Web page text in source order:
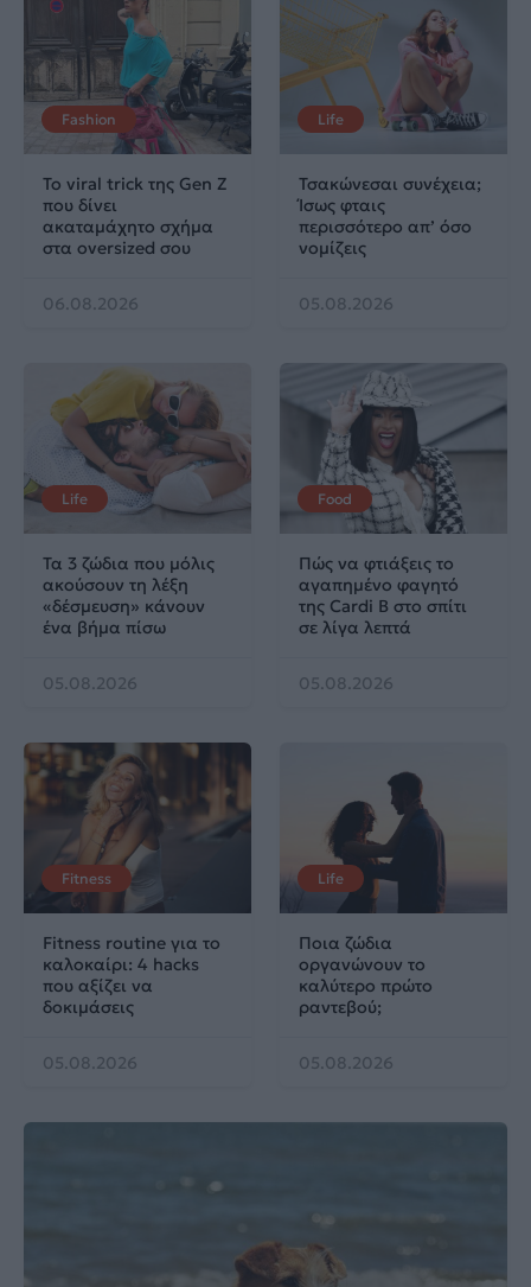
Fashion
Το viral trick της Gen Z
που δίνει
ακαταμάχητο σχήμα
στα oversized σου
06.08.2026
Life
Τσακώνεσαι συνέχεια;
Ίσως φταις
περισσότερο απ’ όσο
νομίζεις
05.08.2026
Life
Τα 3 ζώδια που μόλις
ακούσουν τη λέξη
«δέσμευση» κάνουν
ένα βήμα πίσω
05.08.2026
Food
Πώς να φτιάξεις το
αγαπημένο φαγητό
της Cardi B στο σπίτι
σε λίγα λεπτά
05.08.2026
Fitness
Fitness routine για το
καλοκαίρι: 4 hacks
που αξίζει να
δοκιμάσεις
05.08.2026
Life
Ποια ζώδια
οργανώνουν το
καλύτερο πρώτο
ραντεβού;
05.08.2026